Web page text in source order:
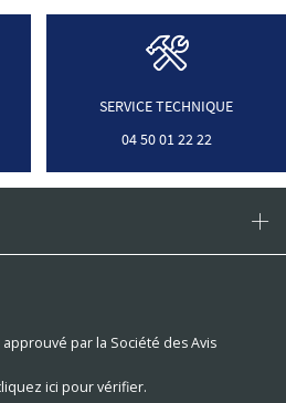
SERVICE TECHNIQUE
04 50 01 22 22
par la Société des Avis
ici pour vérifier.